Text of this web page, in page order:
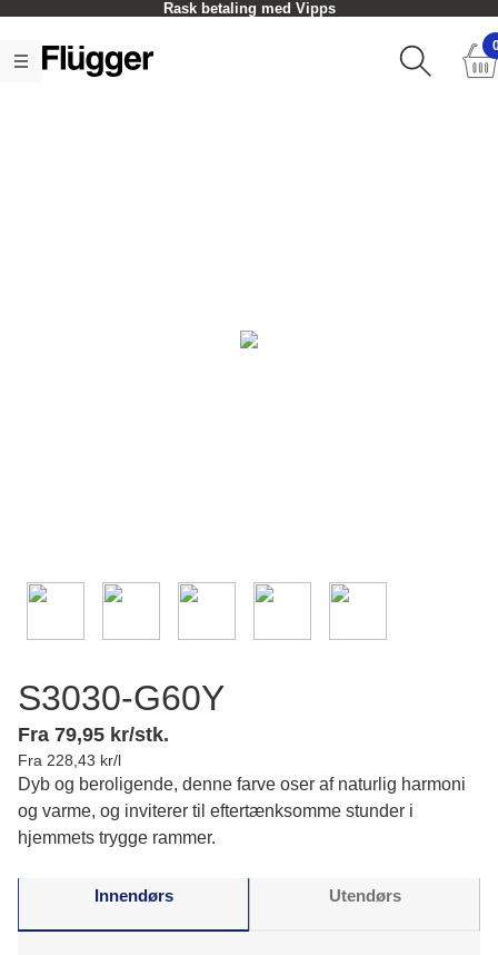
Rask betaling med Vipps
S3030-G60Y
Fra 79,95 kr/stk.
Fra 228,43 kr/l
Dyb og beroligende, denne farve oser af naturlig harmoni
og varme, og inviterer til eftertænksomme stunder i
hjemmets trygge rammer.
Innendørs Utendørs